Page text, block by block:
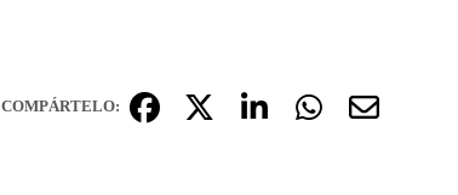
COMPÁRTELO: